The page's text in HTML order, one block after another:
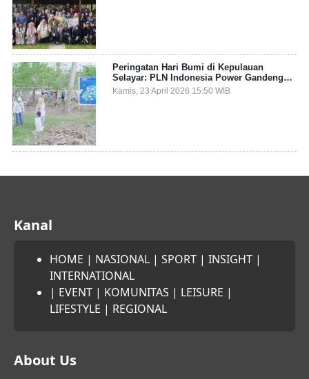
Peringatan Hari Bumi di Kepulauan
Selayar: PLN Indonesia Power Gandeng
Pemda dan Komunitas, Giatkan Restorasi
Mangrove
Kamis, 23 April 2026 15:50 WIB
Kanal
HOME | NASIONAL | SPORT | INSIGHT |
INTERNATIONAL
| EVENT | KOMUNITAS | LEISURE |
LIFESTYLE | REGIONAL
About Us